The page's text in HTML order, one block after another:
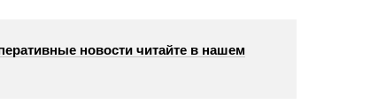
новости читайте в нашем